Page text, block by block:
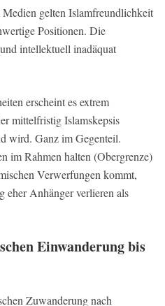
gelten Islamfreundlichkeit
Positionen. Die
intellektuell inadäquat
erscheint es extrem
mittelfristig Islamskepsis
wird. Ganz im Gegenteil.
im Rahmen halten (Obergrenze)
Verwerfungen kommt,
eher Anhänger verlieren als
Einwanderung bis
Zuwanderung nach